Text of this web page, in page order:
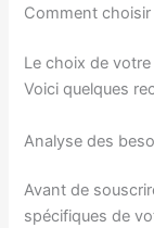
Comment
Le choix de
Voici quelques
Analyse des
Avant de
spécifiques de